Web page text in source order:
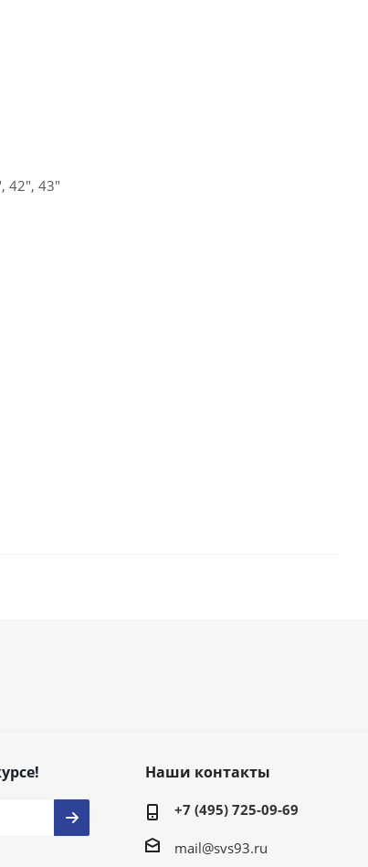
42", 43"
Наши контакты
+7 (495) 725-09-69
mail@svs93.ru